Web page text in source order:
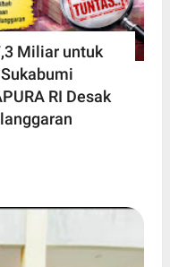
Miliar untuk
RI Desak